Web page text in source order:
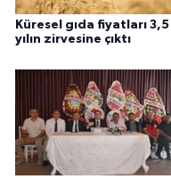
Küresel gıda fiyatları 3,5
yılın zirvesine çıktı